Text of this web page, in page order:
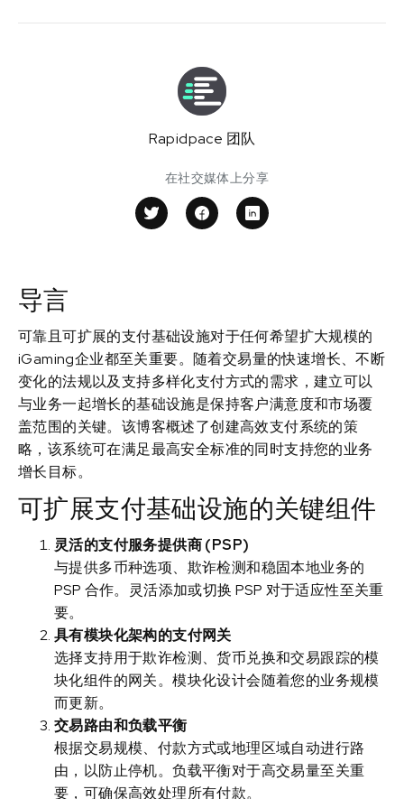
Rapidpace 团队
在社交媒体上分享
导言
可靠且可扩展的支付基础设施对于任何希望扩大规模的
iGaming企业都至关重要。随着交易量的快速增长、不断
变化的法规以及支持多样化支付方式的需求，建立可以
与业务一起增长的基础设施是保持客户满意度和市场覆
盖范围的关键。该博客概述了创建高效支付系统的策
略，该系统可在满足最高安全标准的同时支持您的业务
增长目标。
可扩展支付基础设施的关键组件
灵活的支付服务提供商 (PSP)
与提供多币种选项、欺诈检测和稳固本地业务的
PSP 合作。灵活添加或切换 PSP 对于适应性至关重
要。
具有模块化架构的支付网关
选择支持用于欺诈检测、货币兑换和交易跟踪的模
块化组件的网关。模块化设计会随着您的业务规模
而更新。
交易路由和负载平衡
根据交易规模、付款方式或地理区域自动进行路
由，以防止停机。负载平衡对于高交易量至关重
要，可确保高效处理所有付款。